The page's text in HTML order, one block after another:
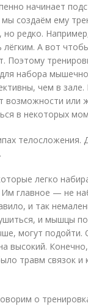
начинает
создаём ему
редко.
А вот
Поэтому
набора
чем в зале.
возможности или
в некоторых
телосложения.
легко
главное — не
и так
и мышцы
могут подойти.
высокий.
травм связок и
о